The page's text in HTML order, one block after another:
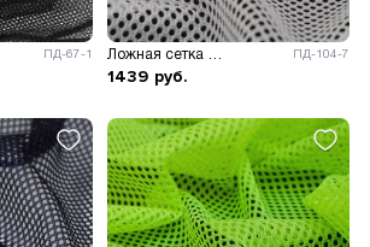
ПД-67-1 Ложная сетка 60 гр/м.кв. ПД-104-7
1439 руб.